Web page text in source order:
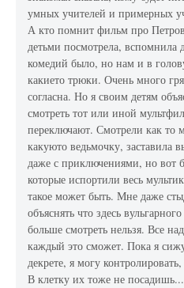
умных учителей и примерных
А кто помнит фильм про
детьми посмотрела,
комедий было, но нам и в
какието трюки. Очень много
согласна. Но я своим детям
смотреть тот или иной
переключают. Смотрели как то
какуюто ведьмочку,
даже с приключениями, но вот
которые испортили весь
такое может быть. Мне даже
объяснять что здесь
больше смотреть нельзя. Все
каждый это сможет. Пока я
декрете, я могу
В клетку их тоже не посадишь...